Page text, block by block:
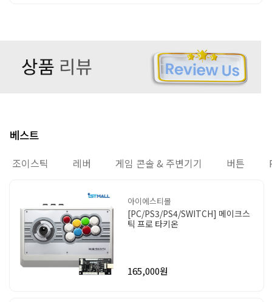
베스트
조이스틱 레버 게임 콘솔 & 주변기기 버튼
아이에스티몰
[PC/PS3/PS4/SWITCH] 메이크스
틱 프로 타키온
165,000원